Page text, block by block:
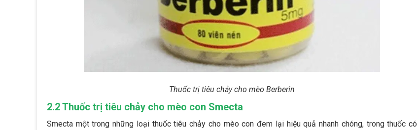
Thuốc trị tiêu chảy cho mèo Berberin
2.2 Thuốc trị tiêu chảy cho mèo con Smecta
Smecta một trong những loại thuốc tiêu chảy cho mèo con đem lại hiệu quả nhanh chóng, trong thuốc có